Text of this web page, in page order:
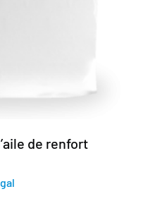
de renfort